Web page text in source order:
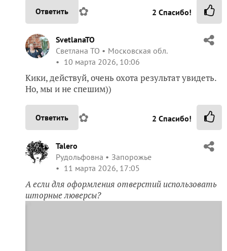
Ответить ✿ 2 Спасибо!
SvetlanaTO
Светлана ТО
Московская обл.
10 марта 2026, 10:06
Кики, действуй, очень охота результат увидеть.
Но, мы и не спешим))
Ответить ✿ 2 Спасибо!
Talero
Рудольфовна
Запорожье
11 марта 2026, 17:05
А если для оформления отверстий использовать
шторные люверсы?